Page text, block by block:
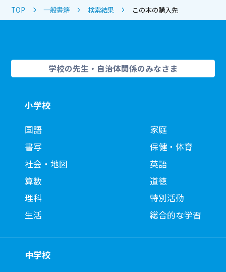
TOP 一般書籍 検索結果 この本の購入先
学校の先生・自治体関係のみなさま
小学校
国語
書写
社会・地図
算数
理科
生活
家庭
保健・体育
英語
道徳
特別活動
総合的な学習
中学校